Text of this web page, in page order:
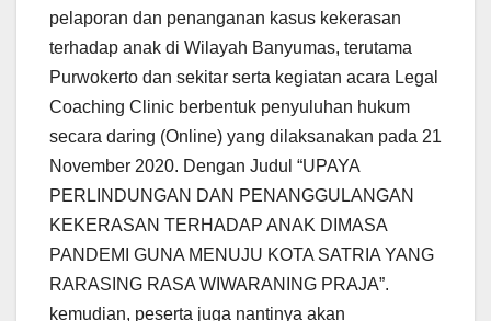
pelaporan dan penanganan kasus kekerasan
terhadap anak di Wilayah Banyumas, terutama
Purwokerto dan sekitar serta kegiatan acara Legal
Coaching Clinic berbentuk penyuluhan hukum
secara daring (Online) yang dilaksanakan pada 21
November 2020. Dengan Judul “UPAYA
PERLINDUNGAN DAN PENANGGULANGAN
KEKERASAN TERHADAP ANAK DIMASA
PANDEMI GUNA MENUJU KOTA SATRIA YANG
RARASING RASA WIWARANING PRAJA”.
kemudian, peserta juga nantinya akan